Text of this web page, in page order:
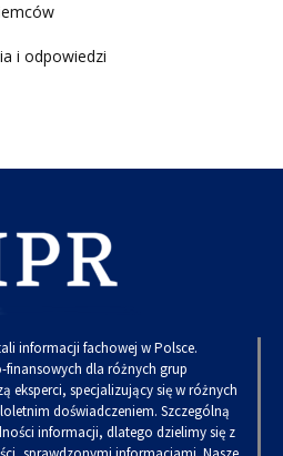
i odpowiedzi
informacji fachowej w Polsce.
dla różnych grup
eksperci, specjalizujący się w różnych
doświadczeniem. Szczególną
informacji, dlatego dzielimy się z